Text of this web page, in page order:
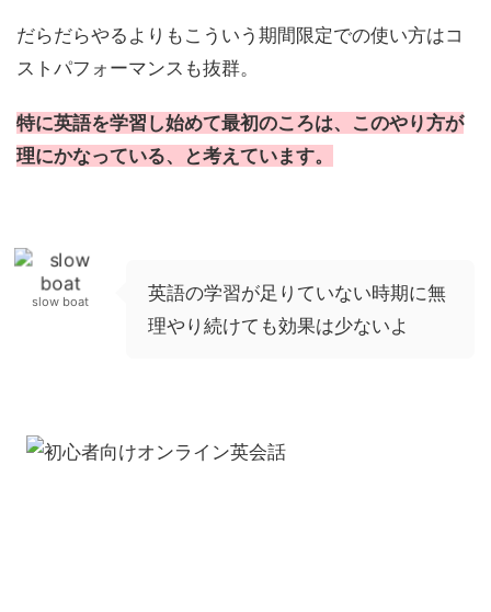
だらだらやるよりもこういう期間限定での使い方はコ
ストパフォーマンスも抜群。
特に英語を学習し始めて最初のころは、このやり方が
理にかなっている、と考えています。
slow boat
英語の学習が足りていない時期に無
理やり続けても効果は少ないよ